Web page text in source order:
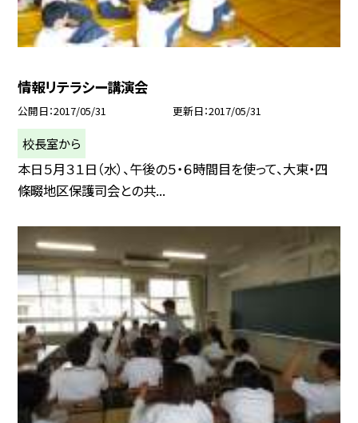
情報リテラシー講演会
公開日 2017/05/31 更新日 2017/05/31
校長室から
本日５月３１日（水）、午後の５・６時間目を使って、大東・四
條畷地区保護司会との共...